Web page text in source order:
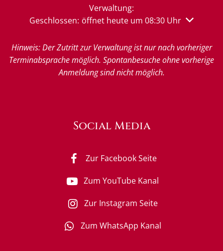
Verwaltung:
Klicken, um weitere Öffnungs- oder Schließzeiten
Geschlossen: öffnet heute um 08:30 Uhr
Hinweis: Der Zutritt zur Verwaltung ist nur nach vorheriger
Terminabsprache möglich. Spontanbesuche ohne vorherige
Anmeldung sind nicht möglich.
Social Media
Zur Facebook Seite
Zum YouTube Kanal
Zur Instagram Seite
Zum WhatsApp Kanal